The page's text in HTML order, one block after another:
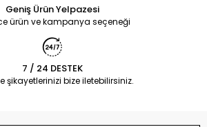
Geniş Ürün Yelpazesi
ürün ve kampanya seçeneği
7 / 24 DESTEK
şikayetlerinizi bize iletebilirsiniz.